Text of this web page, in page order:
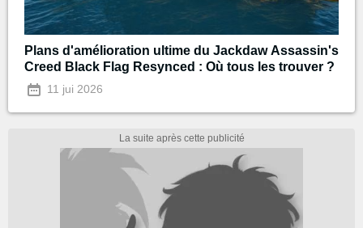
Plans d'amélioration ultime du Jackdaw Assassin's
Creed Black Flag Resynced : Où tous les trouver ?
11 jui 2026